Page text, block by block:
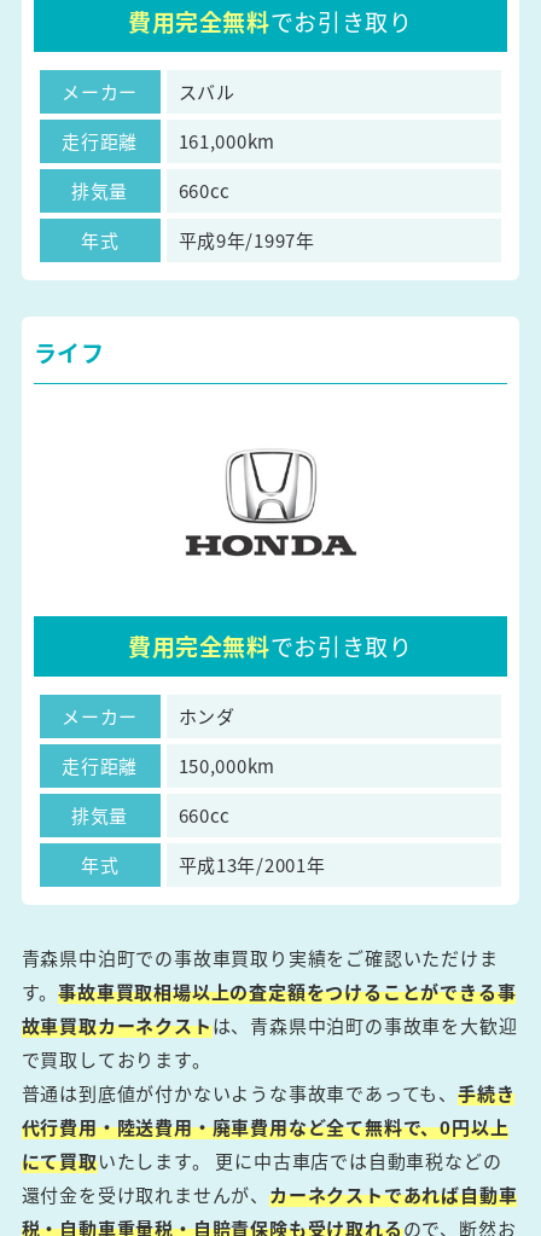
費用完全無料でお引き取り
メーカー
スバル
走行距離
161,000km
排気量
660cc
年式
平成9年/1997年
ライフ
費用完全無料でお引き取り
メーカー
ホンダ
走行距離
150,000km
排気量
660cc
年式
平成13年/2001年
青森県中泊町での事故車買取り実績をご確認いただけま
す。事故車買取相場以上の査定額をつけることができる事
故車買取カーネクストは、青森県中泊町の事故車を大歓迎
で買取しております。
普通は到底値が付かないような事故車であっても、手続き
代行費用・陸送費用・廃車費用など全て無料で、0円以上
にて買取いたします。 更に中古車店では自動車税などの
還付金を受け取れませんが、カーネクストであれば自動車
税・自動車重量税・自賠責保険も受け取れるので、断然お